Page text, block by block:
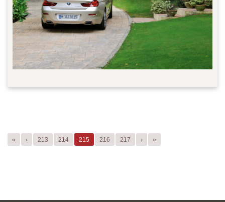
« ‹ 213 214 215 216 217 › »